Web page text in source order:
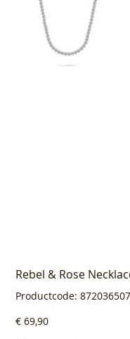
Rebel & Rose
Productcode: Productcode
Prijs
€ 69,90